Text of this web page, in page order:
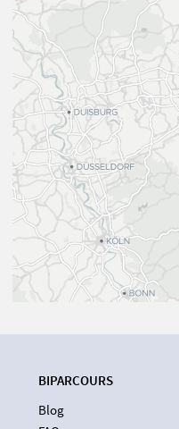
BIPARCOURS
Blog